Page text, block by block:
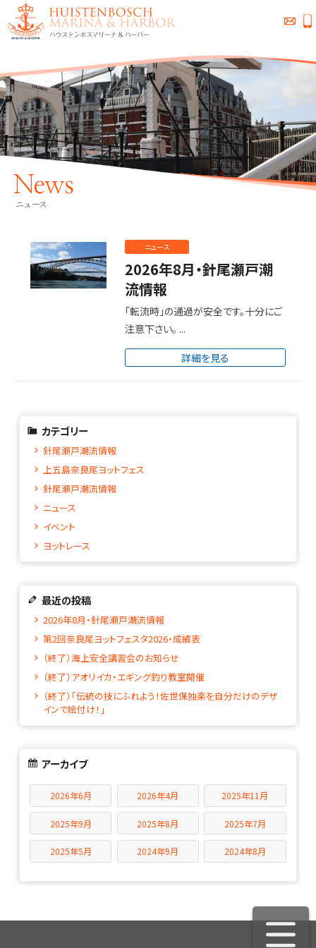
News
ニュース
ニュース
2026年8月・針尾瀬戸潮
流情報
「転流時」の通過が安全です。十分にご
注意下さい。 ...
詳細を見る
カテゴリー
針尾瀬戸潮流情報
上五島奈良尾ヨットフェス
針尾瀬戸潮流情報
ニュース
イベント
ヨットレース
最近の投稿
2026年8月・針尾瀬戸潮流情報
第2回奈良尾ヨットフェスタ2026・成績表
（終了）海上安全講習会のお知らせ
（終了）アオリイカ・エギング釣り教室開催
（終了）「伝統の技にふれよう！佐世保独楽を自分だけのデザ
インで絵付け！」
アーカイブ
2026年6月 2026年4月 2025年11月
2025年9月 2025年8月 2025年7月
2025年5月 2024年9月 2024年8月